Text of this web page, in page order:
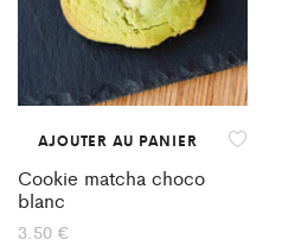
AJOUTER AU PANIER
Cookie matcha choco
blanc
3.50 €